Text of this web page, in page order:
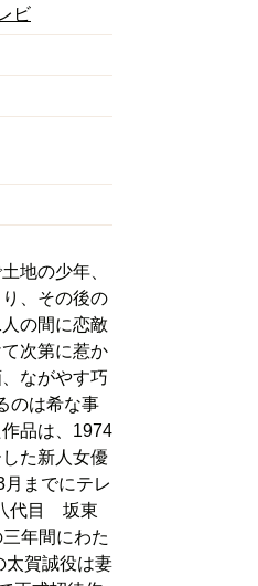
ビ
地の少年、
、その後の
の間に恋敵
次第に惹か
ながやす巧
のは希な事
品は、1974
た新人女優
までにテレ
代目 坂東
年間にわた
太賀誠役は妻